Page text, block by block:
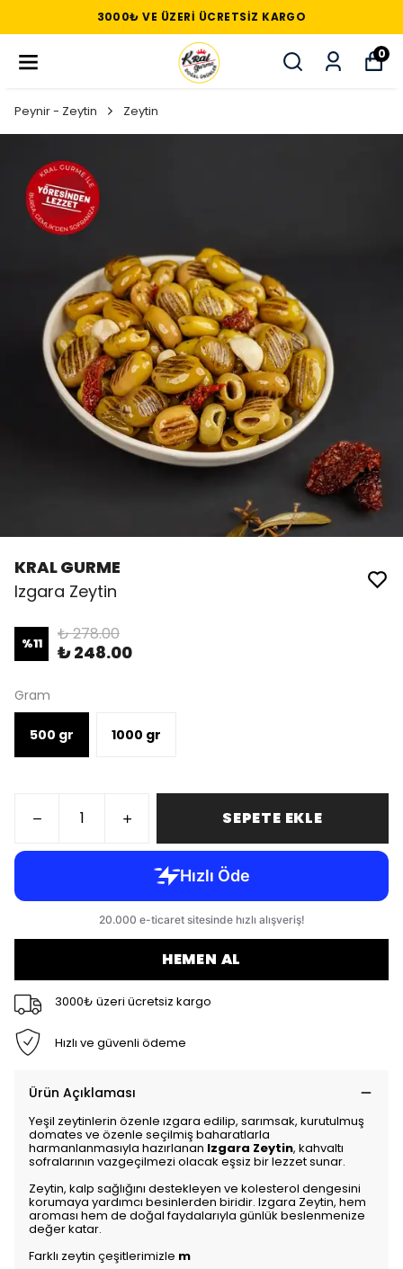
3000₺ VE ÜZERI ÜCRETSIZ KARGO
0
Peynir - Zeytin Zeytin
KRAL GURME
Izgara Zeytin
%11 ₺ 278.00
₺ 248.00
Gram
500 gr 1000 gr
SEPETE EKLE
HEMEN AL
3000₺ üzeri ücretsiz kargo
Hızlı ve güvenli ödeme
Ürün Açıklaması
Yeşil zeytinlerin özenle ızgara edilip, sarımsak, kurutulmuş
domates ve özenle seçilmiş baharatlarla
harmanlanmasıyla hazırlanan Izgara Zeytin, kahvaltı
sofralarının vazgeçilmezi olacak eşsiz bir lezzet sunar.
Zeytin, kalp sağlığını destekleyen ve kolesterol dengesini
korumaya yardımcı besinlerden biridir. Izgara Zeytin, hem
aroması hem de doğal faydalarıyla günlük beslenmenize
değer katar.
Farklı zeytin çeşitlerimizle m